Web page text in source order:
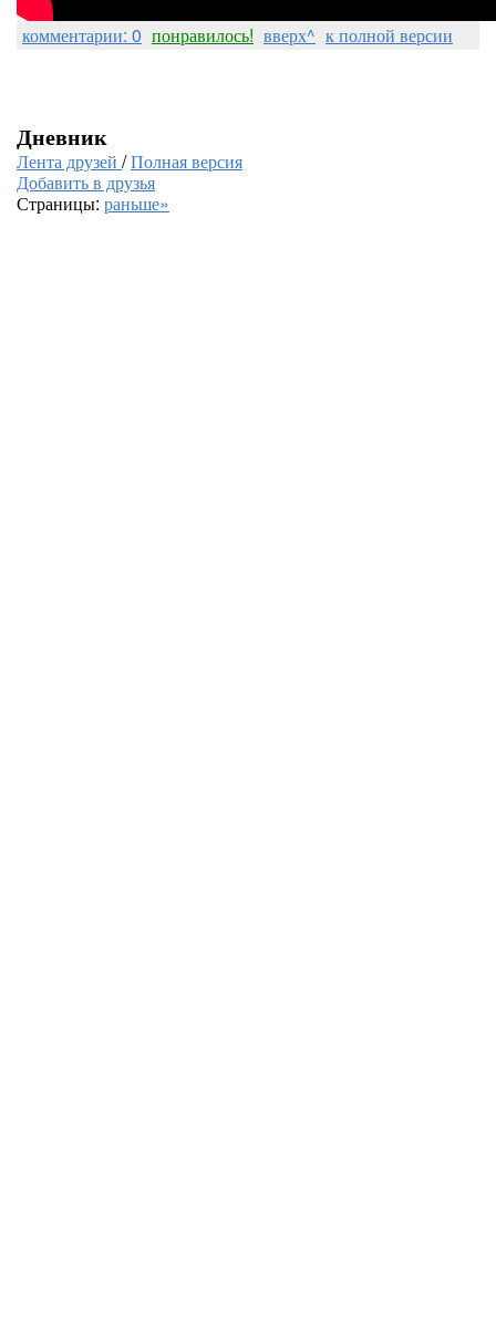
комментарии: 0 понравилось! вверх^ к полной версии
Дневник
Лента друзей /Полная версия
Добавить в друзья
Страницы: раньше»